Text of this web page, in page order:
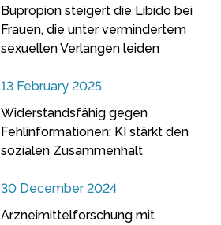
Bupropion steigert die Libido bei
Frauen, die unter vermindertem
sexuellen Verlangen leiden
13 February 2025
Widerstandsfähig gegen
Fehlinformationen: KI stärkt den
sozialen Zusammenhalt
30 December 2024
Arzneimittelforschung mit